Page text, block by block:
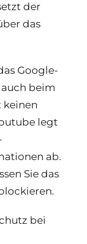
der
das
Google-
beim
keinen
legt
ab.
Sie das
bei